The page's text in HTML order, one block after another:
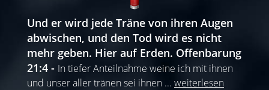
Und er wird jede Träne von ihren Augen
abwischen, und den Tod wird es nicht
mehr geben. Hier auf Erden. Offenbarung
21:4
In tiefer Anteilnahme weine ich mit ihnen
und unser aller tränen sei ihnen ... weiterlesen